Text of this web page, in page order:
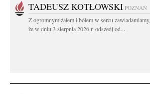
TADEUSZ KOTŁOWSKI POZNAŃ
Z ogromnym żalem i bólem w sercu zawiadamiamy,
że w dniu 3 sierpnia 2026 r. odszedł od...